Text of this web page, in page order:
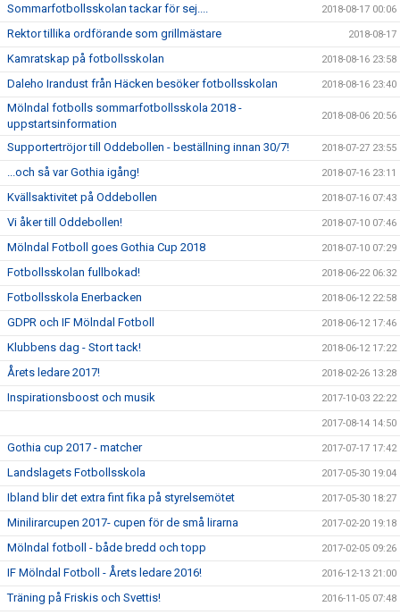
Sommarfotbollsskolan tackar för sej.... 2018-08-17 00:06
Rektor tillika ordförande som grillmästare 2018-08-17
Kamratskap på fotbollsskolan 2018-08-16 23:58
Daleho Irandust från Häcken besöker fotbollsskolan 2018-08-16 23:40
Mölndal fotbolls sommarfotbollsskola 2018 -
uppstartsinformation
2018-08-06 20:56
Supportertröjor till Oddebollen - beställning innan 30/7! 2018-07-27 23:55
...och så var Gothia igång! 2018-07-16 23:11
Kvällsaktivitet på Oddebollen 2018-07-16 07:43
Vi åker till Oddebollen! 2018-07-10 07:46
Mölndal Fotboll goes Gothia Cup 2018 2018-07-10 07:29
Fotbollsskolan fullbokad! 2018-06-22 06:32
Fotbollsskola Enerbacken 2018-06-12 22:58
GDPR och IF Mölndal Fotboll 2018-06-12 17:46
Klubbens dag - Stort tack! 2018-06-12 17:22
Årets ledare 2017! 2018-02-26 13:28
Inspirationsboost och musik 2017-10-03 22:22
2017-08-14 14:50
Gothia cup 2017 - matcher 2017-07-17 17:42
Landslagets Fotbollsskola 2017-05-30 19:04
Ibland blir det extra fint fika på styrelsemötet 2017-05-30 18:27
Minilirarcupen 2017- cupen för de små lirarna 2017-02-20 19:18
Mölndal fotboll - både bredd och topp 2017-02-05 09:26
IF Mölndal Fotboll - Årets ledare 2016! 2016-12-13 21:00
Träning på Friskis och Svettis! 2016-11-05 07:48